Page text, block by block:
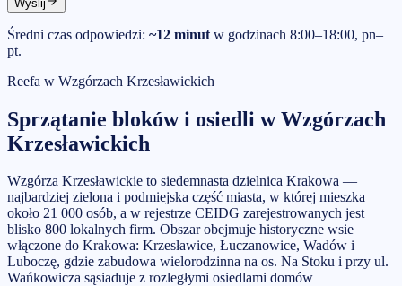
Wyślij
Średni czas odpowiedzi: ~12 minut w godzinach 8:00–18:00, pn–
pt.
Reefa w Wzgórzach Krzesławickich
Sprzątanie bloków i osiedli wWzgórzach
Krzesławickich
Wzgórza Krzesławickie to siedemnasta dzielnica Krakowa —
najbardziej zielona i podmiejska część miasta, w której mieszka
około 21 000 osób, a w rejestrze CEIDG zarejestrowanych jest
blisko 800 lokalnych firm. Obszar obejmuje historyczne wsie
włączone do Krakowa: Krzesławice, Łuczanowice, Wadów i
Luboczę, gdzie zabudowa wielorodzinna na os. Na Stoku i przy ul.
Wańkowicza sąsiaduje z rozległymi osiedlami domów